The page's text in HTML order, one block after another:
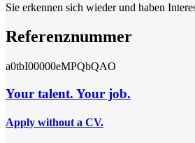
Sie erkennen sich wieder und haben
Referenznummer
a0tbI00000eMPQbQAO
Your talent. Your job.
Apply without a CV.